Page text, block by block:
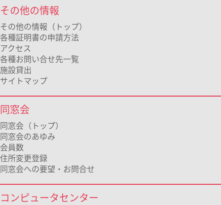
その他の情報
その他の情報（トップ）
各種証明書の申請方法
アクセス
各種お問い合せ先一覧
施設貸出
サイトマップ
同窓会
同窓会（トップ）
同窓会のあゆみ
会員数
住所変更登録
同窓会への要望・お問合せ
コンピュータセンター